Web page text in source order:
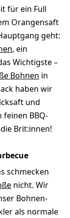
für ein Full
Orangensaft
geht:
, ein
Wichtigste –
Bohnen in
haben wir
und
BBQ-
Brit:innen!
schmecken
nicht. Wir
Bohnen-
als normale